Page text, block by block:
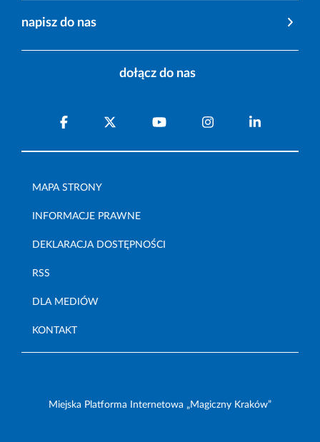
napisz do nas
dołącz do nas
MAPA STRONY
INFORMACJE PRAWNE
DEKLARACJA DOSTĘPNOŚCI
RSS
DLA MEDIÓW
KONTAKT
Miejska Platforma Internetowa „Magiczny Kraków”